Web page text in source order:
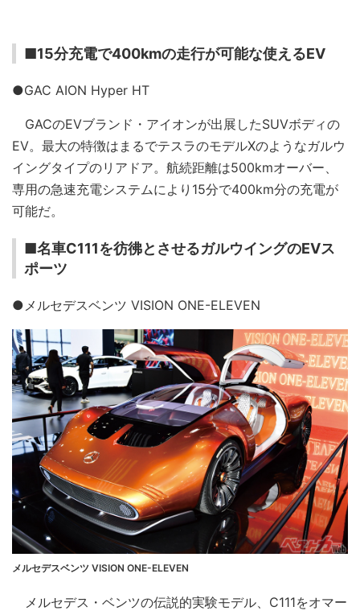
■15分充電で400kmの走行が可能な使えるEV
●GAC AION Hyper HT
GACのEVブランド・アイオンが出展したSUVボディの
EV。最大の特徴はまるでテスラのモデルXのようなガルウ
イングタイプのリアドア。航続距離は500kmオーバー、
専用の急速充電システムにより15分で400km分の充電が
可能だ。
■名車C111を彷彿とさせるガルウイングのEVス
ポーツ
●メルセデスベンツ VISION ONE-ELEVEN
メルセデスベンツ VISION ONE-ELEVEN
メルセデス・ベンツの伝説的実験モデル、C111をオマー